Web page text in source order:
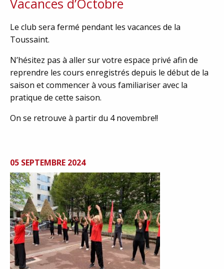
Vacances d’Octobre
Le club sera fermé pendant les vacances de la
Toussaint.
N’hésitez pas à aller sur votre espace privé afin de
reprendre les cours enregistrés depuis le début de la
saison et commencer à vous familiariser avec la
pratique de cette saison.
On se retrouve à partir du 4 novembre!!
05 SEPTEMBRE 2024